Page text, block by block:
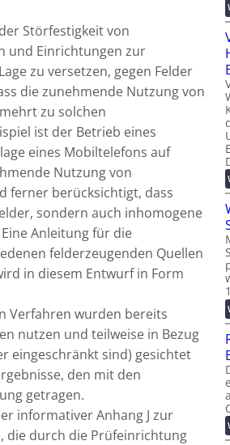
Störfestigkeit von
und Einrichtungen zur
zu versetzen, gegen Felder
die zunehmende Nutzung von
zu solchen
ist der Betrieb eines
eines Mobiltelefons auf
Nutzung von
ferner berücksichtigt, dass
sondern auch inhomogene
Anleitung für die
felderzeugenden Quellen
in diesem Entwurf in Form
Verfahren wurden bereits
nutzen und teilweise in Bezug
eingeschränkt sind) gesichtet
den mit den
getragen.
informativer Anhang J zur
die durch die Prüfeinrichtung